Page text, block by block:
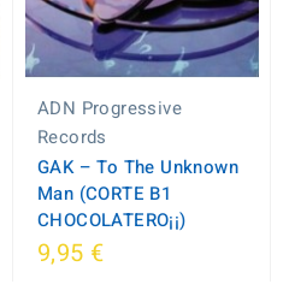
ADN Progressive
Records
GAK – To The Unknown
Man (CORTE B1
CHOCOLATERO¡¡)
9,95 €